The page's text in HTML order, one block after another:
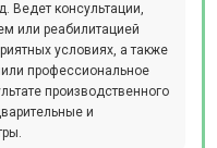
Ведет консультации,
или реабилитацией
условиях, а также
профессиональное
производственного
и